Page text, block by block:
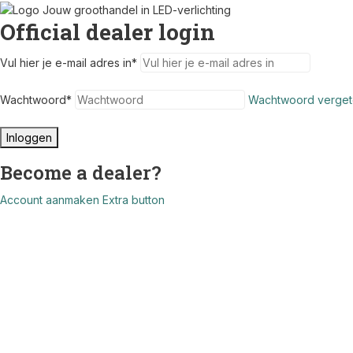
Official dealer login
Vul hier je e-mail adres in*
Wachtwoord* Wachtwoord
Inloggen
Become a dealer?
Account aanmaken Extra button